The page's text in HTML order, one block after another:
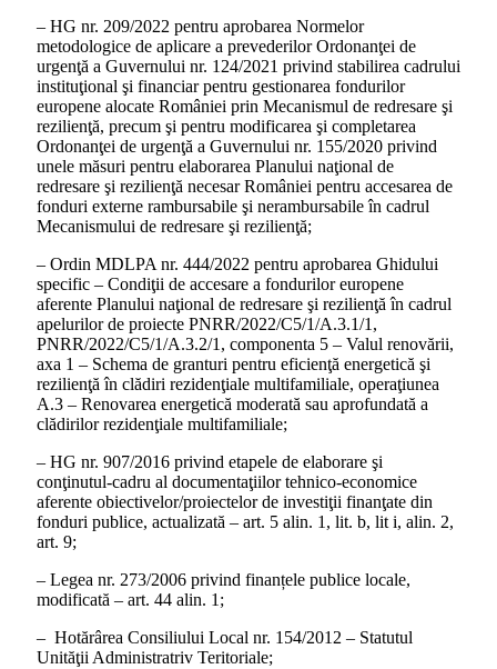
– HG nr. 209/2022 pentru aprobarea Normelor
metodologice de aplicare a prevederilor Ordonanţei de
urgenţă a Guvernului nr. 124/2021 privind stabilirea cadrului
instituţional şi financiar pentru gestionarea fondurilor
europene alocate României prin Mecanismul de redresare şi
rezilienţă, precum şi pentru modificarea şi completarea
Ordonanţei de urgenţă a Guvernului nr. 155/2020 privind
unele măsuri pentru elaborarea Planului naţional de
redresare şi rezilienţă necesar României pentru accesarea de
fonduri externe rambursabile şi nerambursabile în cadrul
Mecanismului de redresare şi rezilienţă;
– Ordin MDLPA nr. 444/2022 pentru aprobarea Ghidului
specific – Condiţii de accesare a fondurilor europene
aferente Planului naţional de redresare şi rezilienţă în cadrul
apelurilor de proiecte PNRR/2022/C5/1/A.3.1/1,
PNRR/2022/C5/1/A.3.2/1, componenta 5 – Valul renovării,
axa 1 – Schema de granturi pentru eficienţă energetică şi
rezilienţă în clădiri rezidenţiale multifamiliale, operaţiunea
A.3 – Renovarea energetică moderată sau aprofundată a
clădirilor rezidenţiale multifamiliale;
– HG nr. 907/2016 privind etapele de elaborare şi
conţinutul-cadru al documentaţiilor tehnico-economice
aferente obiectivelor/proiectelor de investiţii finanţate din
fonduri publice, actualizată – art. 5 alin. 1, lit. b, lit i, alin. 2,
art. 9;
– Legea nr. 273/2006 privind finanțele publice locale,
modificată – art. 44 alin. 1;
– Hotărârea Consiliului Local nr. 154/2012 – Statutul
Unităţii Administratriv Teritoriale;